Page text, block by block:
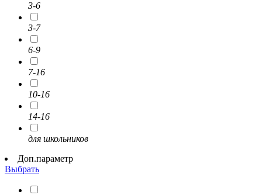
3-6
3-7
6-9
7-16
10-16
14-16
для школьников
Доп.параметр
Выбрать